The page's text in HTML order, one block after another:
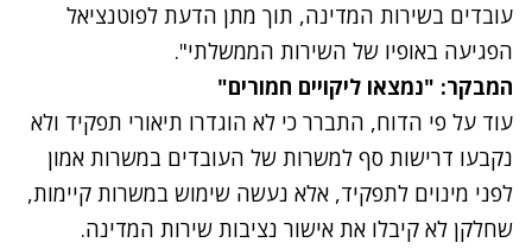
עובדים בשירות המדינה, תוך מתן הדעת לפוטנציאל
הפגיעה באופיו של השירות הממשלתי".
המבקר: "נמצאו ליקויים חמורים"
עוד על פי הדוח, התברר כי לא הוגדרו תיאורי תפקיד ולא
נקבעו דרישות סף למשרות של העובדים במשרות אמון
לפני מינוים לתפקיד, אלא נעשה שימוש במשרות קיימות,
שחלקן לא קיבלו את אישור נציבות שירות המדינה.